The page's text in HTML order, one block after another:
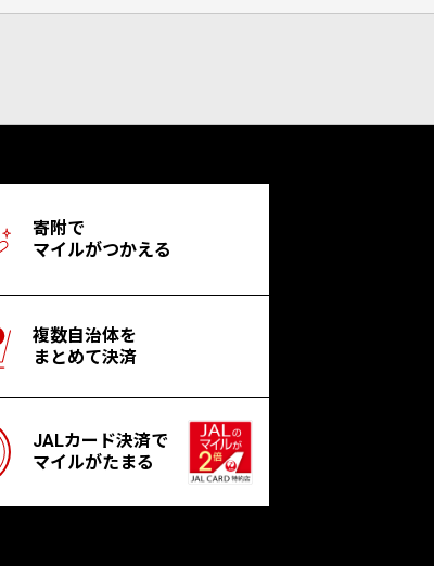
寄附で
マイルがつかえる
複数自治体を
まとめて決済
JALカード決済で
マイルがたまる